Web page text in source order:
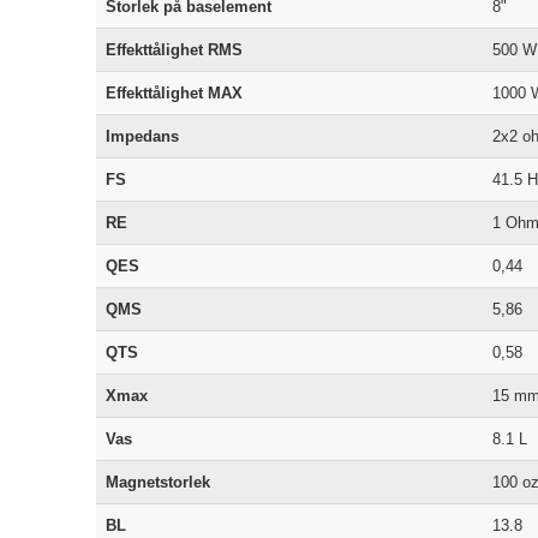
Storlek på baselement 8"
Effekttålighet RMS 500 W
Effekttålighet MAX 1000
Impedans 2x2
FS 41.5
RE 1
QES 0,44
QMS 5,86
QTS 0,58
Xmax 15 mm
Vas 8.1 L
Magnetstorlek 100 oz
BL 13.8